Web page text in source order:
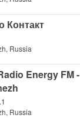
Контакт
Russia
Energy FM -
Russia